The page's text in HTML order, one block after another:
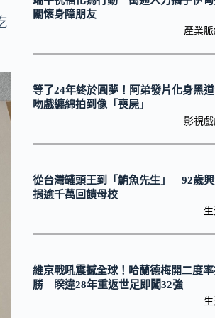
關懷身障朋友
產業
等了24年終於圓夢！阿弟發片化身黑
吻戲纏綿拍到像「喪屍」
影視戲
從台灣罐頭王到「鮪魚先生」 92歲
捐逾千萬回饋母校
維京戰吼震撼全球！哈蘭德梅開二度
勝 睽違28年重返世足即闖32強